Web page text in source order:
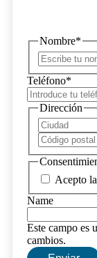
Nombre*
Teléfono*
Dirección
Acepto la
Name
Este campo es
cambios.